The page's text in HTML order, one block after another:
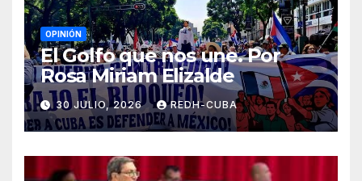
OPINIÓN
El Golfo que nos une. Por
Rosa Miriam Elizalde
30 JULIO, 2026 REDH-CUBA